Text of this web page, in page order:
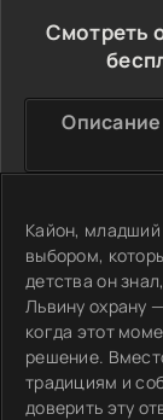
Смотреть
Кайон,
выбором,
детства он
Львину охрану
когда этот
решение.
традициям и
доверить эту